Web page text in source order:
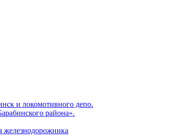
и локомотивного депо.
района».
железнодорожника